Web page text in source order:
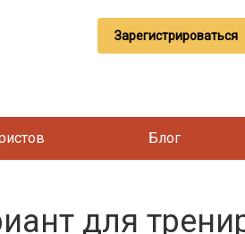
Зарегистрироваться
Блог
для